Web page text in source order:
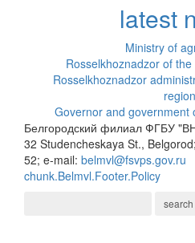
latest
Ministry of
Rosselkhoznadzor of
Rosselkhoznadzor
region
Governor and government
Белгородский филиал ФГБУ
32 Studencheskaya St.,
52; e-mail: belmvl@fsvps.gov.ru
chunk.Belmvl.Footer.Policy